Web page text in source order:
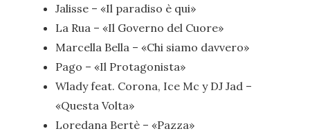
Jalisse – «Il paradiso è qui»
La Rua – «Il Governo del Cuore»
Marcella Bella – «Chi siamo davvero»
Pago – «Il Protagonista»
Wlady feat. Corona, Ice Mc y DJ Jad –
«Questa Volta»
Loredana Bertè – «Pazza»